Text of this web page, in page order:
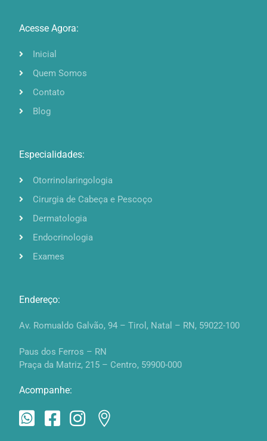
Acesse Agora:
Inicial
Quem Somos
Contato
Blog
Especialidades:
Otorrinolaringologia
Cirurgia de Cabeça e Pescoço
Dermatologia
Endocrinologia
Exames
Endereço:
Av. Romualdo Galvão, 94 – Tirol, Natal – RN, 59022-100
Paus dos Ferros – RN
Praça da Matriz, 215 – Centro, 59900-000
Acompanhe: